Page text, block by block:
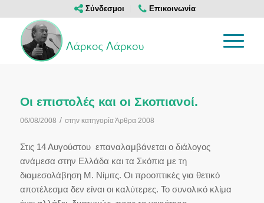
Σύνδεσμοι Επικοινωνία
Οι επιστολές και οι Σκοπιανοί.
06/08/2008 / στην κατηγορίαΆρθρα 2008
Στις 14 Αυγούστου επαναλαμβάνεται ο διάλογος
ανάμεσα στην Ελλάδα και τα Σκόπια με τη
διαμεσολάβηση Μ. Νίμιτς. Οι προοπτικές για θετικό
αποτέλεσμα δεν είναι οι καλύτερες. Το συνολικό κλίμα